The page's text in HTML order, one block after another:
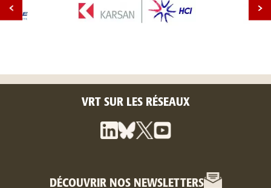
VRT SUR LES RÉSEAUX
DÉCOUVRIR NOS NEWSLETTERS